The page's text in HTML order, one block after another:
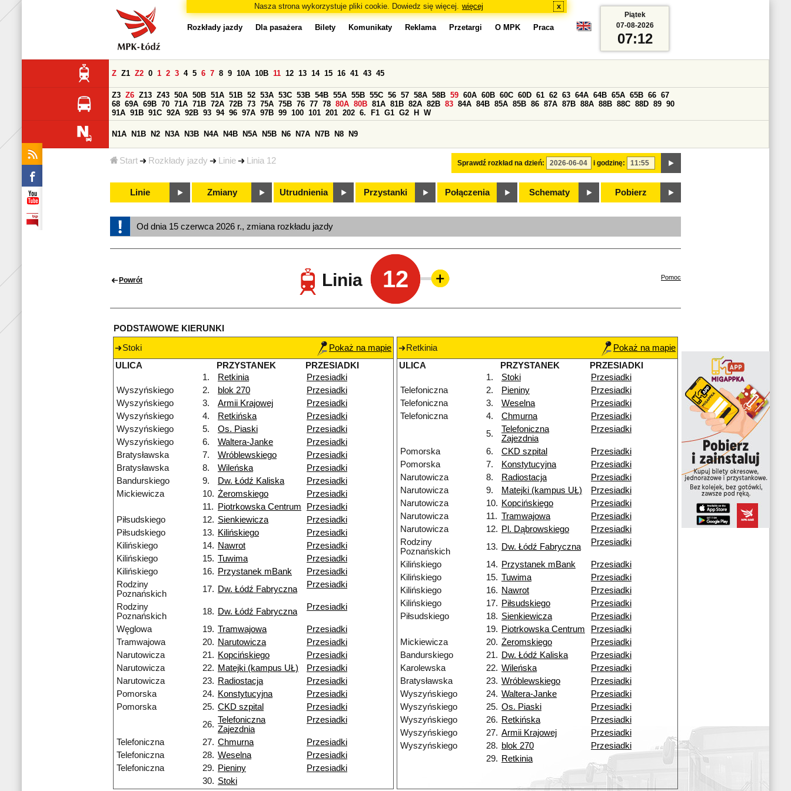
Nasza strona wykorzystuje pliki cookie. Dowiedz się więcej. więcej x
Start Rozkłady jazdy Linie Linia 12
Rozkłady jazdy Dla pasażera Bilety Komunikaty Reklama Przetargi O MPK Praca
Sprawdź rozkład na dzień: i godzinę:
Z Z1 Z2 0 1 2 3 4 5 6 7 8 9 10A 10B 11 12 13 14 15 16 41 43 45
Z3 Z6 Z13 Z43 50A 50B 51A 51B 52 53A 53C 53B 54B 55A 55B 55C 56 57 58A 58B 59 60A 60B 60C 60D 61 62 63 64A 64B 65A 65B 66 67
68 69A 69B 70 71A 71B 72A 72B 73 75A 75B 76 77 78 80A 80B 81A 81B 82A 82B 83 84A 84B 85A 85B 86 87A 87B 88A 88B 88C 88D 89 90
91A 91B 91C 92A 92B 93 94 96 97A 97B 99 100 101 201 202 6. F1 G1 G2 H W
N1A N1B N2 N3A N3B N4A N4B N5A N5B N6 N7A N7B N8 N9
Linie Zmiany Utrudnienia Przystanki Połączenia Schematy Pobierz
Piątek
07-08-2026
07:12
Od dnia 15 czerwca 2026 r., zmiana rozkładu jazdy
Powrót Linia 12 Pomoc
PODSTAWOWE KIERUNKI
Stoki
Pokaż na mapie
ULICA
PRZYSTANEK
PRZESIADKI
1.
Retkinia
Przesiadki
Wyszyńskiego
2. blok 270
Przesiadki
Wyszyńskiego
3. Armii Krajowej
Przesiadki
Wyszyńskiego
4. Retkińska
Przesiadki
Wyszyńskiego
5. Os. Piaski
Przesiadki
Wyszyńskiego
6. Waltera-Janke
Przesiadki
Bratysławska
7. Wróblewskiego
Przesiadki
Bratysławska
8. Wileńska
Przesiadki
Bandurskiego
9. Dw. Łódź Kaliska
Przesiadki
Mickiewicza
10. Żeromskiego
Przesiadki
11.
Piotrkowska Centrum
Przesiadki
Piłsudskiego
12. Sienkiewicza
Przesiadki
Piłsudskiego
13. Kilińskiego
Przesiadki
Kilińskiego
14. Nawrot
Przesiadki
Kilińskiego
15. Tuwima
Przesiadki
Kilińskiego
16. Przystanek mBank
Przesiadki
Rodziny
Poznańskich
17. Dw. Łódź Fabryczna Przesiadki
Rodziny
Poznańskich
18. Dw. Łódź Fabryczna Przesiadki
Węglowa 19. Tramwajowa
Przesiadki
Tramwajowa
20. Narutowicza
Przesiadki
Narutowicza
21. Kopcińskiego
Przesiadki
Narutowicza
22. Matejki (kampus UŁ)
Przesiadki
Narutowicza
23. Radiostacja
Przesiadki
Pomorska
24. Konstytucyjna
Przesiadki
Pomorska
25. CKD szpital
Przesiadki
26. Telefoniczna
Zajezdnia
Przesiadki
Telefoniczna 27. Chmurna
Przesiadki
Telefoniczna
28. Weselna
Przesiadki
Telefoniczna
29. Pieniny
Przesiadki
30. Stoki
Retkinia
Pokaż na mapie
ULICA
PRZYSTANEK
PRZESIADKI
1.
Stoki
Przesiadki
Telefoniczna
2. Pieniny
Przesiadki
Telefoniczna
3. Weselna
Przesiadki
Telefoniczna
4. Chmurna
Przesiadki
5.
Telefoniczna
Zajezdnia
Przesiadki
Pomorska 6. CKD szpital
Przesiadki
Pomorska
7. Konstytucyjna
Przesiadki
Narutowicza
8. Radiostacja
Przesiadki
Narutowicza
9. Matejki (kampus UŁ)
Przesiadki
Narutowicza
10. Kopcińskiego
Przesiadki
Narutowicza
11. Tramwajowa
Przesiadki
Narutowicza
12. Pl. Dąbrowskiego
Przesiadki
Rodziny
Poznańskich
13. Dw. Łódź Fabryczna Przesiadki
Kilińskiego 14. Przystanek mBank
Przesiadki
Kilińskiego
15. Tuwima
Przesiadki
Kilińskiego
16. Nawrot
Przesiadki
Kilińskiego
17. Piłsudskiego
Przesiadki
Piłsudskiego
18. Sienkiewicza
Przesiadki
19. Piotrkowska Centrum
Przesiadki
Mickiewicza
20. Żeromskiego
Przesiadki
Bandurskiego
21. Dw. Łódź Kaliska
Przesiadki
Karolewska
22. Wileńska
Przesiadki
Bratysławska
23. Wróblewskiego
Przesiadki
Wyszyńskiego
24. Waltera-Janke
Przesiadki
Wyszyńskiego
25. Os. Piaski
Przesiadki
Wyszyńskiego
26. Retkińska
Przesiadki
Wyszyńskiego
27. Armii Krajowej
Przesiadki
Wyszyńskiego
28. blok 270
Przesiadki
29. Retkinia